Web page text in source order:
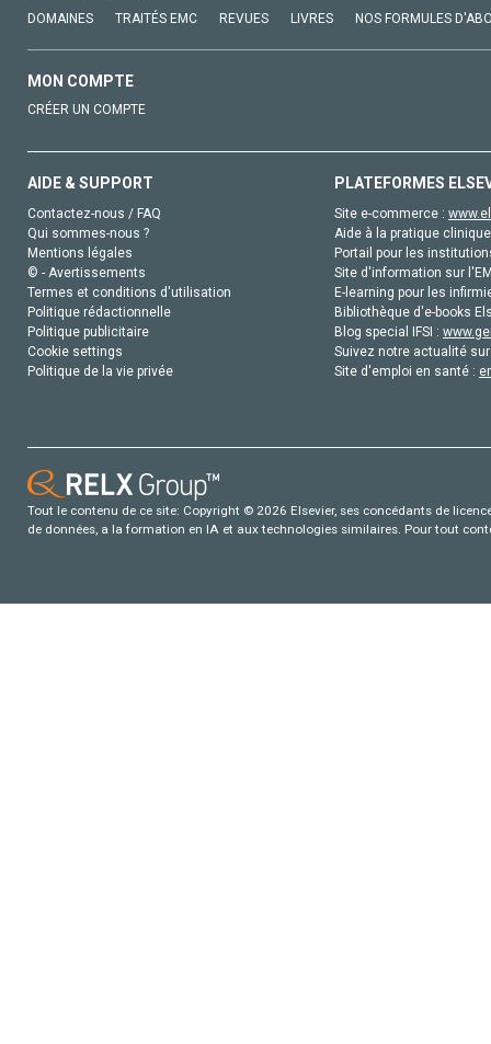
DOMAINES TRAITÉS EMC REVUES LIVRES NOS FORMULES
MON COMPTE
CRÉER UN COMPTE
AIDE & SUPPORT
Contactez-nous / FAQ
Qui sommes-nous ?
Mentions légales
© - Avertissements
Termes et conditions d'utilisation
Politique rédactionnelle
Politique publicitaire
Cookie settings
Politique de la vie privée
PLATEFORMES
Site e-commerce :
Aide à la pratique
Portail pour les
Site d'information sur
E-learning pour les
Bibliothèque d'e-books
Blog special IFSI :
Suivez notre actualité
Site d'emploi en santé :
Tout le contenu de ce site: Copyright © 2026 Elsevier, ses concédants de
de données, a la formation en IA et aux technologies similaires. Pour tout